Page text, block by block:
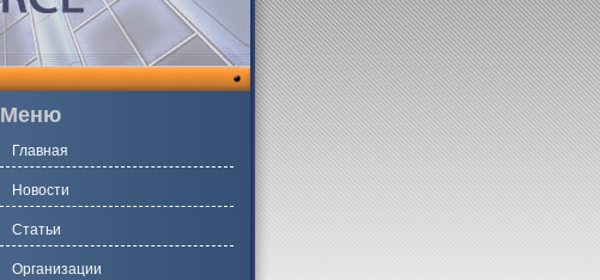
Меню
Главная
Новости
Статьи
Организации